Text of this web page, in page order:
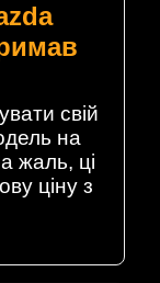
свій
на
жаль, ці
ціну з